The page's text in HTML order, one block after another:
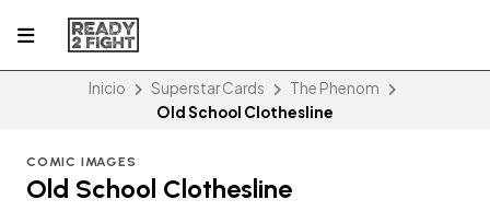
Inicio Superstar Cards
The Phenom
Old School Clothesline
COMIC IMAGES
Old School Clothesline